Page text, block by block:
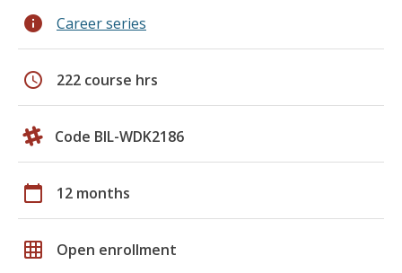
info Career series
schedule 222 course hrs
Code BIL-WDK2186
calendar_today 12 months
grid_on Open enrollment